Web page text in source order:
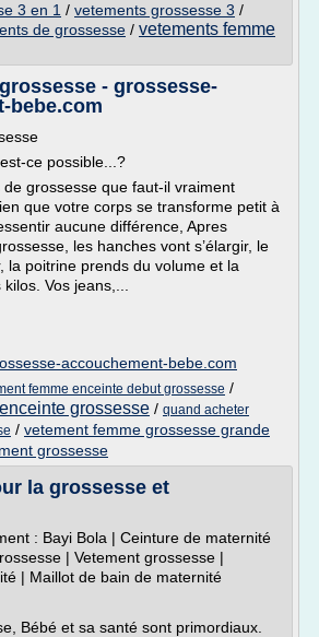
3 en 1 / vetements grossesse 3 /
de grossesse / vetements femme
- grossesse-
bebe.com
ce possible...?
grossesse que faut-il vraiment
que votre corps se transforme petit à
aucune différence, Apres
les hanches vont s’élargir, le
la poitrine prends du volume et la
Vos jeans,...
accouchement-bebe.com
femme enceinte debut grossesse /
grossesse / quand acheter
/ vetement femme grossesse grande
grossesse
la grossesse et
: Bayi Bola | Ceinture de maternité
| Vetement grossesse |
| Maillot de bain de maternité
Bébé et sa santé sont primordiaux.